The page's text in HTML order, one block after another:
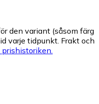
den variant (såsom färg
varje tidpunkt. Frakt och
prishistoriken.